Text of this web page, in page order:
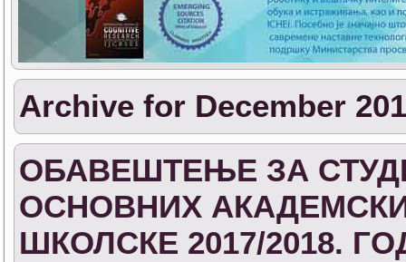
Archive for December
ОБАВЕШТЕЊЕ ЗА
ОСНОВНИХ
ШКОЛСКЕ 2017/2018.